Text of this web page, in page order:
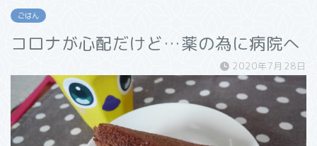
ごはん
コロナが心配だけど…薬の為に病院へ
2020年7月28日